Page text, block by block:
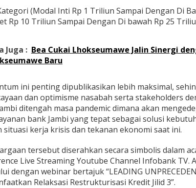
(Modal Inti Rp 1 Triliun Sampai Dengan Di
Rp 10 Triliun Sampai Dengan Di bawah Rp 25
Juga : Bea Cukai Lhokseumawe Jalin Sinergi
Baru
ini penting dipublikasikan lebih maksimal,
dan optimisme nasabah serta stakeholders
ditengah masa pandemic dimana akan
bank Jambi yang tepat sebagai solusi
situasi kerja krisis dan tekanan ekonomi saat ini.
tersebut diserahkan secara simbolis dalam
Live Streaming Youtube Channel Infobank TV.
dengan webinar bertajuk “LEADING
Relaksasi Restrukturisasi Kredit Jilid 3”.